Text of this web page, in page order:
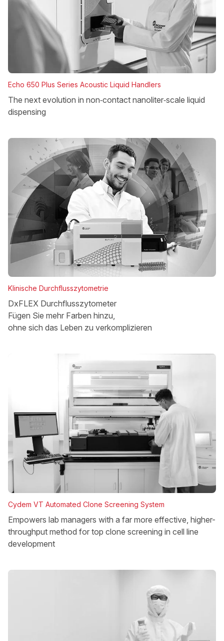
Echo 650 Plus Series Acoustic Liquid Handlers
The next evolution in non‑contact nanoliter‑scale liquid
dispensing
Klinische Durchflusszytometrie
DxFLEX Durchflusszytometer
Fügen Sie mehr Farben hinzu,
ohne sich das Leben zu verkomplizieren
Cydem VT Automated Clone Screening System
Empowers lab managers with a far more effective, higher-
throughput method for top clone screening in cell line
development